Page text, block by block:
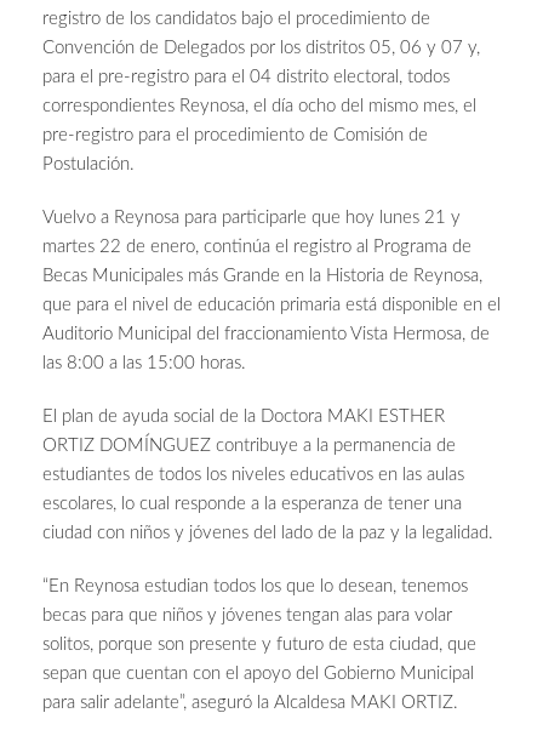
registro de los candidatos bajo el procedimiento de
Convención de Delegados por los distritos 05, 06 y 07 y,
para el pre-registro para el 04 distrito electoral, todos
correspondientes Reynosa, el día ocho del mismo mes, el
pre-registro para el procedimiento de Comisión de
Postulación.
Vuelvo a Reynosa para participarle que hoy lunes 21 y
martes 22 de enero, continúa el registro al Programa de
Becas Municipales más Grande en la Historia de Reynosa,
que para el nivel de educación primaria está disponible en el
Auditorio Municipal del fraccionamiento Vista Hermosa, de
las 8:00 a las 15:00 horas.
El plan de ayuda social de la Doctora MAKI ESTHER
ORTIZ DOMÍNGUEZ contribuye a la permanencia de
estudiantes de todos los niveles educativos en las aulas
escolares, lo cual responde a la esperanza de tener una
ciudad con niños y jóvenes del lado de la paz y la legalidad.
“En Reynosa estudian todos los que lo desean, tenemos
becas para que niños y jóvenes tengan alas para volar
solitos, porque son presente y futuro de esta ciudad, que
sepan que cuentan con el apoyo del Gobierno Municipal
para salir adelante”, aseguró la Alcaldesa MAKI ORTIZ.